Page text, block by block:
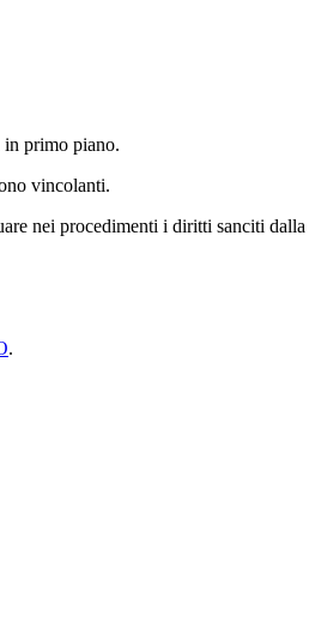
in primo piano.
vincolanti.
nei procedimenti i diritti sanciti
.